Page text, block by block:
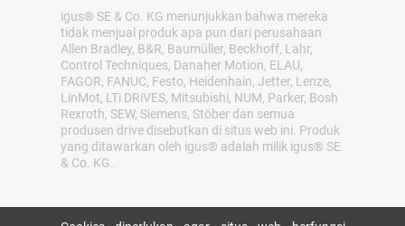
igus® SE & Co. KG menunjukkan bahwa mereka
tidak menjual produk apa pun dari perusahaan
Allen Bradley, B&R, Baumüller, Beckhoff, Lahr,
Control Techniques, Danaher Motion, ELAU,
FAGOR, FANUC, Festo, Heidenhain, Jetter, Lenze,
LinMot, LTi DRiVES, Mitsubishi, NUM, Parker, Bosh
Rexroth, SEW, Siemens, Stöber dan semua
produsen drive disebutkan di situs web ini. Produk
yang ditawarkan oleh igus® adalah milik igus® SE
& Co. KG.